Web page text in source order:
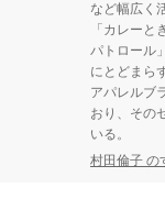
など幅広く
「カレー
パトロール
にとどまら
アパレルブ
おり、その
いる。
村田倫子 の